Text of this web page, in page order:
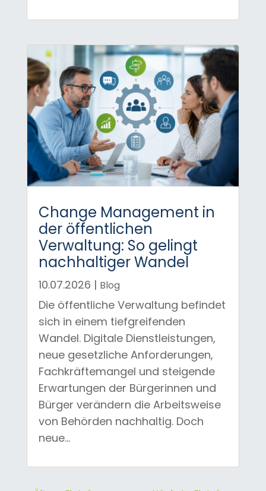
Change Management in
der öffentlichen
Verwaltung: So gelingt
nachhaltiger Wandel
10.07.2026 | Blog
Die öffentliche Verwaltung befindet
sich in einem tiefgreifenden
Wandel. Digitale Dienstleistungen,
neue gesetzliche Anforderungen,
Fachkräftemangel und steigende
Erwartungen der Bürgerinnen und
Bürger verändern die Arbeitsweise
von Behörden nachhaltig. Doch
neue...